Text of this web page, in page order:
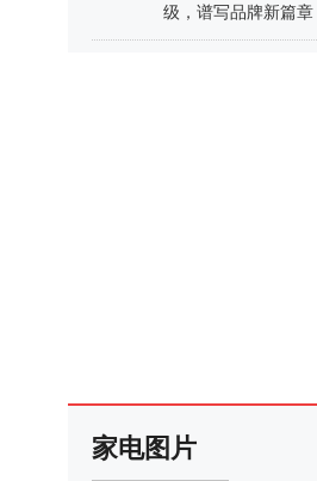
级，谱写品牌新篇章
家电图片